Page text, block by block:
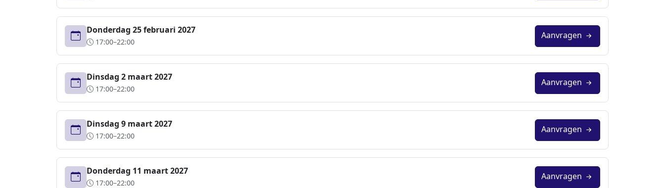
Donderdag 25 februari 2027
17:00–22:00
Aanvragen
Dinsdag 2 maart 2027
17:00–22:00
Aanvragen
Dinsdag 9 maart 2027
17:00–22:00
Aanvragen
Donderdag 11 maart 2027
17:00–22:00
Aanvragen